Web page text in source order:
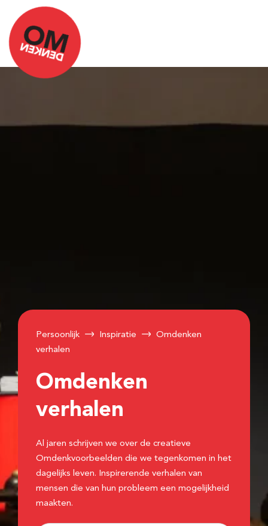
Persoonlijk Inspiratie
Omdenken
verhalen
Omdenken
verhalen
Al jaren schrijven we over de creatieve
Omdenkvoorbeelden die we tegenkomen in het
dagelijks leven. Inspirerende verhalen van
mensen die van hun probleem een mogelijkheid
maakten.